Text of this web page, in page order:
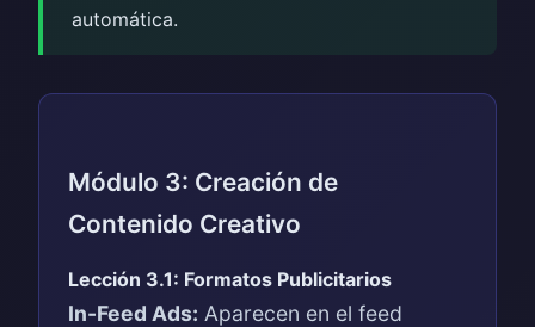
automática.
Módulo 3: Creación de
Contenido Creativo
Lección 3.1: Formatos Publicitarios
In-Feed Ads: Aparecen en el feed